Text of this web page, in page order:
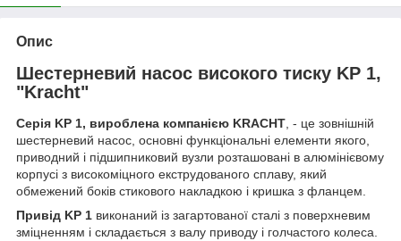
Опис
Шестерневий насос високого тиску KP 1,
"Kracht"
Серія KP 1, вироблена компанією KRACHT, - це зовнішній
шестерневий насос, основні функціональні елементи якого,
приводний і підшипниковий вузли розташовані в алюмінієвому
корпусі з високоміцного екструдованого сплаву, який
обмежений боків стикового накладкою і кришка з фланцем.
Привід KP 1 виконаний із загартованої сталі з поверхневим
зміцненням і складається з валу приводу і голчастого колеса.